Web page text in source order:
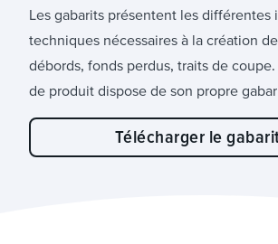
Les gabarits présentent les différentes
techniques nécessaires à la création
débords, fonds perdus, traits de
de produit dispose de son propre
Télécharger le